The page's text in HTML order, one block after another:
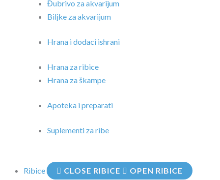
Đubrivo za akvarijum
Biljke za akvarijum
Hrana i dodaci ishrani
Hrana za ribice
Hrana za škampe
Apoteka i preparati
Suplementi za ribe
Ribice CLOSE RIBICE
OPEN RIBICE